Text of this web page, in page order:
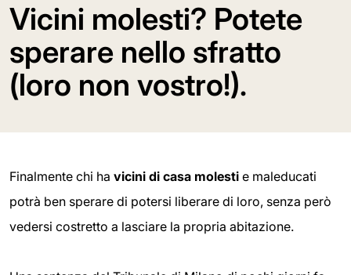
Vicini molesti? Potete
sperare nello sfratto
(loro non vostro!).
Finalmente chi ha vicini di casa molesti e maleducati
potrà ben sperare di potersi liberare di loro, senza però
vedersi costretto a lasciare la propria abitazione.